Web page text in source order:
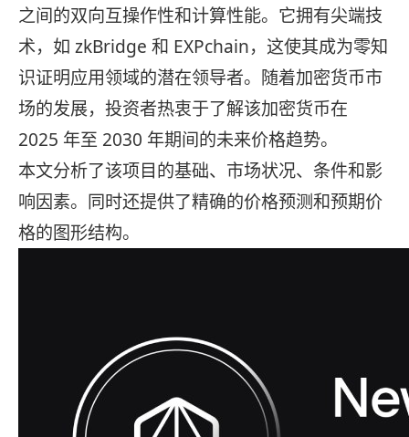
之间的双向互操作性和计算性能。它拥有尖端技
术，如 zkBridge 和 EXPchain，这使其成为零知
识证明应用领域的潜在领导者。随着加密货币市
场的发展，投资者热衷于了解该加密货币在
2025 年至 2030 年期间的未来价格趋势。
本文分析了该项目的基础、市场状况、条件和影
响因素。同时还提供了精确的价格预测和预期价
格的图形结构。